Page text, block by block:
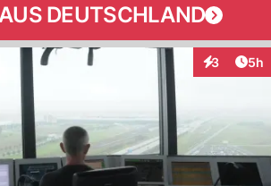
DEUTSCHLAND
3 5h